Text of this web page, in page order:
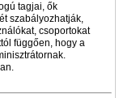
tagjai, ők
szabályozhatják,
csoportokat
függően, hogy a